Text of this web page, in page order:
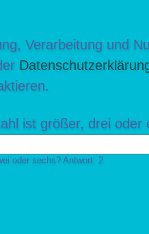
Verarbeitung und
ist größer, drei oder
oder sechs? Antwort: 2